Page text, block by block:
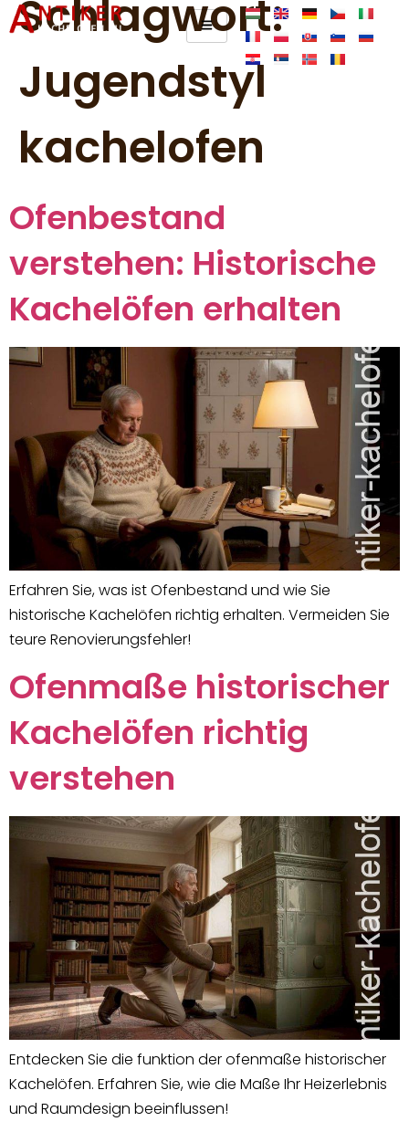
Schlagwort:
Jugendstyl
kachelofen
Ofenbestand
verstehen: Historische
Kachelöfen erhalten
Erfahren Sie, was ist Ofenbestand und wie Sie
historische Kachelöfen richtig erhalten. Vermeiden Sie
teure Renovierungsfehler!
Ofenmaße historischer
Kachelöfen richtig
verstehen
Entdecken Sie die funktion der ofenmaße historischer
Kachelöfen. Erfahren Sie, wie die Maße Ihr Heizerlebnis
und Raumdesign beeinflussen!